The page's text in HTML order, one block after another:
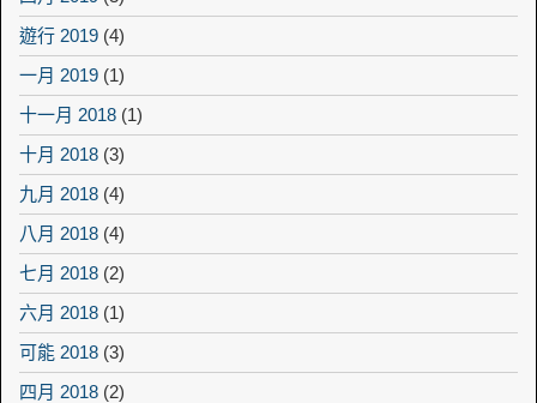
遊行 2019 (4)
一月 2019 (1)
十一月 2018 (1)
十月 2018 (3)
九月 2018 (4)
八月 2018 (4)
七月 2018 (2)
六月 2018 (1)
可能 2018 (3)
四月 2018 (2)